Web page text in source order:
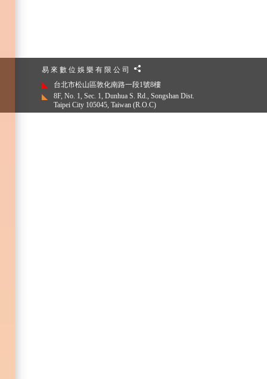
易 來 數 位 娛 樂 有 限 公 司
台北市松山區敦化南路一段1號8樓
8F, No. 1, Sec. 1, Dunhua S. Rd., Songshan Dist.
Taipei City 105045, Taiwan (R.O.C)